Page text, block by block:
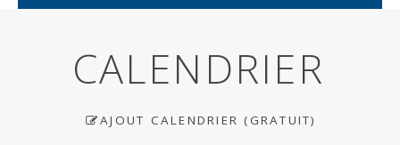
CALENDRIER
AJOUT CALENDRIER (GRATUIT)